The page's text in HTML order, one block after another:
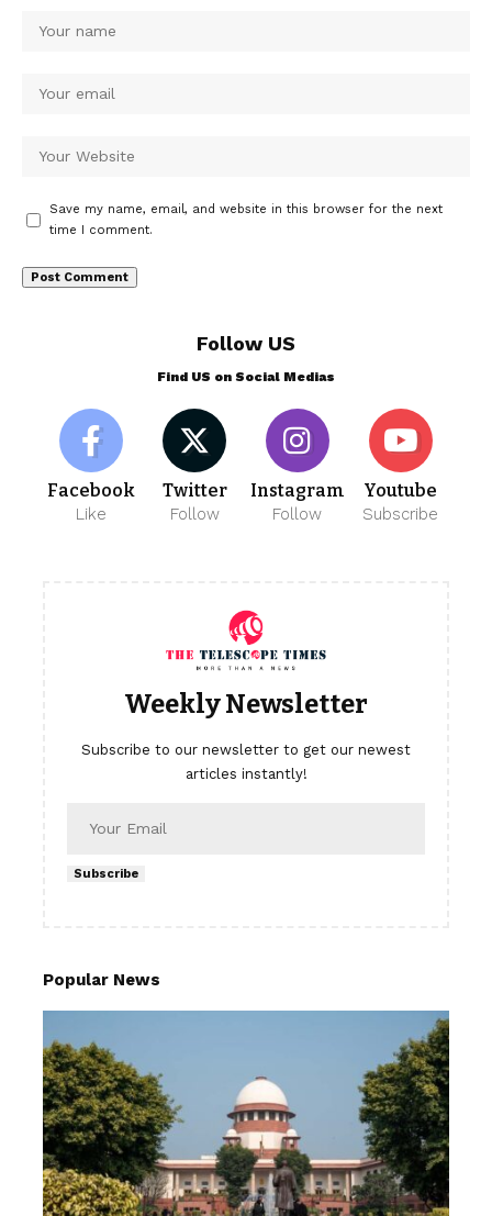
Save my name, email, and website in this browser for the next
time I comment.
Follow US
Find US on Social Medias
Facebook
Like
Twitter
Follow
Instagram
Follow
Youtube
Subscribe
Weekly Newsletter
Subscribe to our newsletter to get our newest
articles instantly!
Subscribe
Popular News